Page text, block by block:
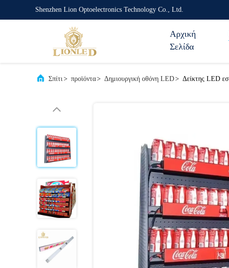
Shenzhen Lion Optoelectronics Technology Co., Ltd.
Αρχική
Σελίδα
Σπίτι> προϊόντα> Δημιουργική οθόνη LED> Δείκτης LED